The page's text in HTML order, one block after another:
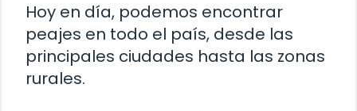
Hoy en día, podemos encontrar
peajes en todo el país, desde las
principales ciudades hasta las zonas
rurales.